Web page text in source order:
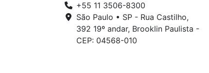
+55 11 3506-8300
São Paulo • SP - Rua Castilho,
392 19º andar, Brooklin Paulista -
CEP: 04568-010